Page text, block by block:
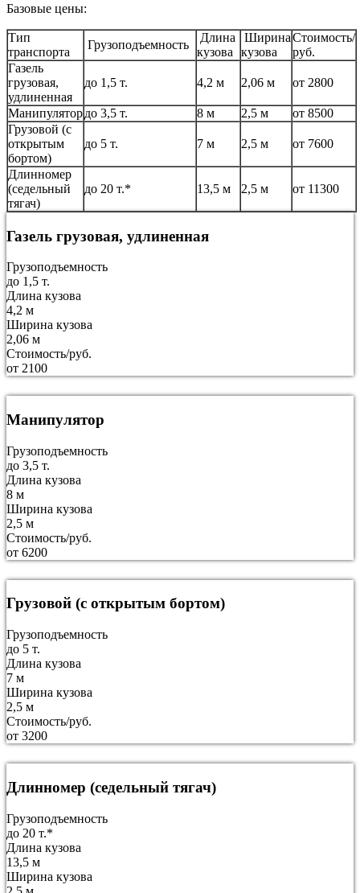
Базовые цены:
Тип
транспорта
Грузоподъемность
Длина
кузова
Ширина
кузова
Стоимость/
руб.
Газель
грузовая,
удлиненная
до 1,5 т. 4,2 м 2,06 м от 2800
Манипулятордо 3,5 т. 8 м 2,5 м
от 8500
Грузовой (с
открытым
бортом)
до 5 т. 7 м 2,5 м от 7600
Длинномер
(седельный
тягач)
до 20 т.* 13,5 м 2,5 м от 11300
Газель грузовая, удлиненная
Грузоподъемность
до 1,5 т.
Длина кузова
4,2 м
Ширина кузова
2,06 м
Стоимость/руб.
от 2100
Манипулятор
Грузоподъемность
до 3,5 т.
Длина кузова
8 м
Ширина кузова
2,5 м
Стоимость/руб.
от 6200
Грузовой (с открытым бортом)
Грузоподъемность
до 5 т.
Длина кузова
7 м
Ширина кузова
2,5 м
Стоимость/руб.
от 3200
Длинномер (седельный тягач)
Грузоподъемность
до 20 т.*
Длина кузова
13,5 м
Ширина кузова